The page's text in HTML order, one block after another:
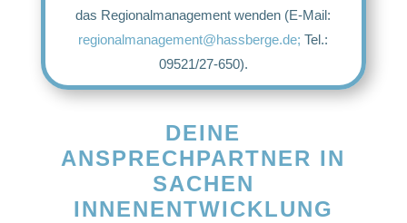
das Regionalmanagement wenden (E-Mail:
regionalmanagement@hassberge.de; Tel.:
09521/27-650).
DEINE
ANSPRECHPARTNER IN
SACHEN
INNENENTWICKLUNG